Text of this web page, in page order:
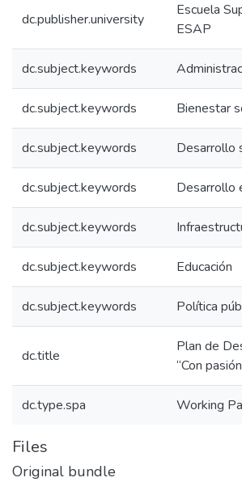
dc.publisher.university
Escuela
ESAP
dc.subject.keywords
dc.subject.keywords Bienestar
dc.subject.keywords Desarrollo
dc.subject.keywords Desarrollo
dc.subject.keywords
dc.subject.keywords Educación
dc.subject.keywords Política
dc.title
Plan de
“Con
dc.type.spa Working
Files
Original bundle